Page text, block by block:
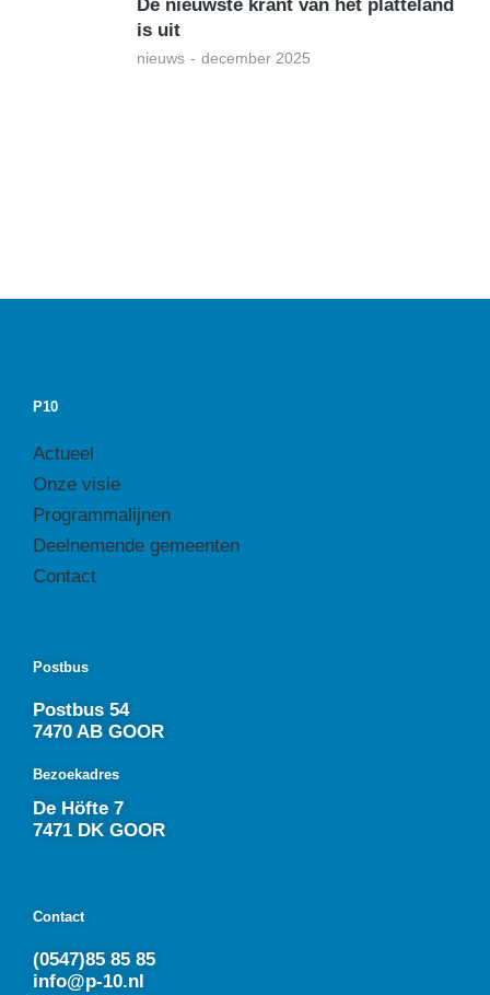
De nieuwste krant van het platteland
is uit
nieuws december 2025
P10
Actueel
Onze visie
Programmalijnen
Deelnemende gemeenten
Contact
Postbus
Postbus 54
7470 AB GOOR
Bezoekadres
De Höfte 7
7471 DK GOOR
Contact
(0547)85 85 85
info@p-10.nl